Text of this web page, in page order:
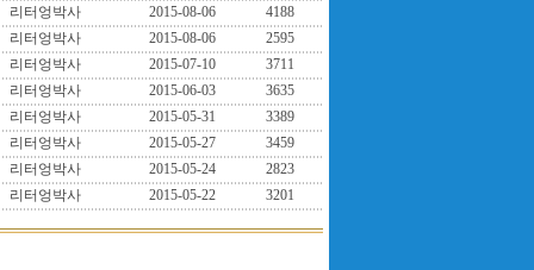
리터엉박사
2015-08-06
4188
리터엉박사
2015-08-06
2595
리터엉박사
2015-07-10
3711
리터엉박사
2015-06-03
3635
리터엉박사
2015-05-31
3389
리터엉박사
2015-05-27
3459
리터엉박사
2015-05-24
2823
리터엉박사
2015-05-22 3201